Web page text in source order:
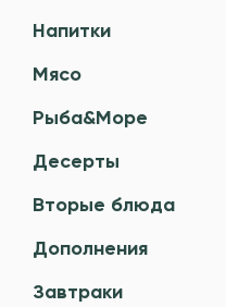
Напитки
Мясо
Рыба&Море
Десерты
Вторые блюда
Дополнения
Завтраки